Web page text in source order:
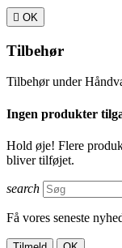
 OK
Tilbehør
Tilbehør under
Ingen produkter
Hold øje! Flere
bliver tilføjet.
search
Få vores seneste